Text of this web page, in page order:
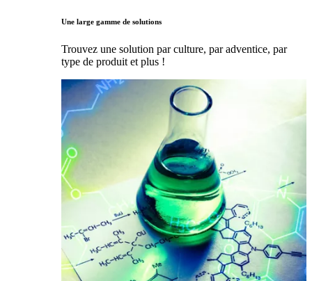
Une large gamme de solutions
Trouvez une solution par culture, par adventice, par
type de produit et plus !